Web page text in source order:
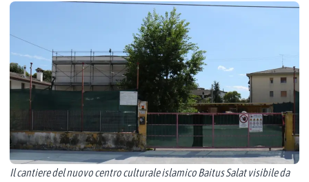
Il cantiere del nuovo centro culturale islamico Baitus Salat visibile da